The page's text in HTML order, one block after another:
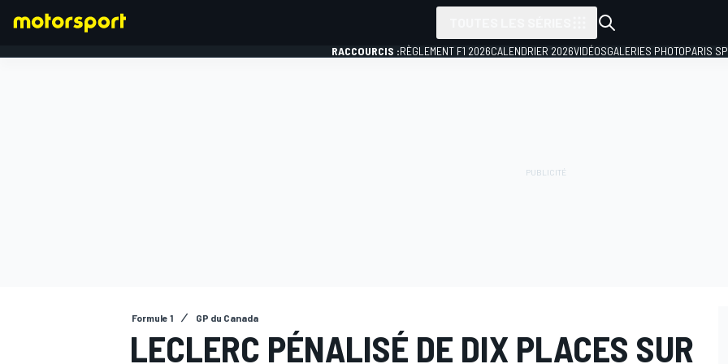
RACCOURCIS :RÈGLEMENT F1 2026CALENDRIER 2026VIDÉOSGALERIES PHOTOPARIS
Formule 1 GP du Canada
LECLERC PÉNALISÉ DE DIX PLACES SUR